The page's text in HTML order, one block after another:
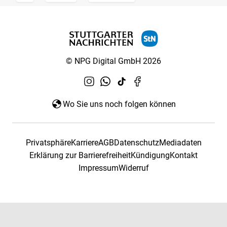
© NPG Digital GmbH 2026
Wo Sie uns noch folgen können
PrivatsphäreKarriereAGBDatenschutzMediadaten
Erklärung zur BarrierefreiheitKündigungKontakt
ImpressumWiderruf